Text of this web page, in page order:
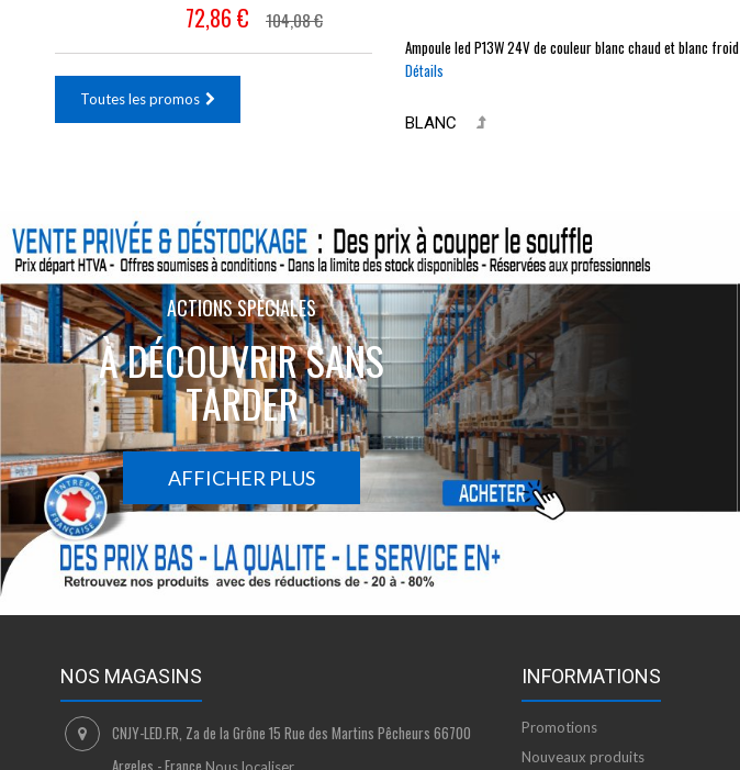
72,86 € 104,08 €
Toutes les promos
Ampoule ledP13W24V de couleur blanc chaud et blanc froid
Détails
BLANC
ACTIONS SPÉCIALES
À DÉCOUVRIR SANS
TARDER
AFFICHER PLUS
NOS MAGASINS
CNJY-LED.FR, Za de la Grône 15 Rue des Martins Pêcheurs 66700
INFORMATIONS
Promotions
Nouveaux produits